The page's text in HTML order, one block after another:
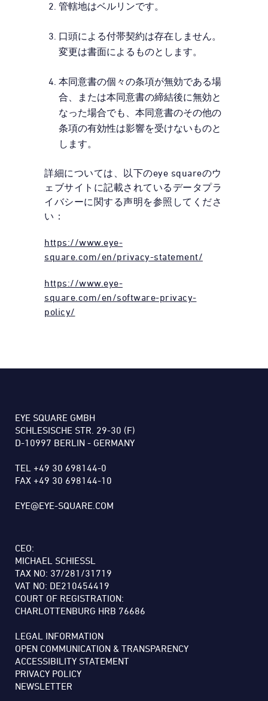
管轄地はベルリンです。
口頭による付帯契約は存在しません。
変更は書面によるものとします。
本同意書の個々の条項が無効である場
合、または本同意書の締結後に無効と
なった場合でも、本同意書のその他の
条項の有効性は影響を受けないものと
します。
詳細については、以下のeye squareのウ
ェブサイトに記載されているデータプラ
イバシーに関する声明を参照してくださ
い：
https://www.eye-
square.com/en/privacy-statement/
https://www.eye-
square.com/en/software-privacy-
policy/
EYE SQUARE GMBH
SCHLESISCHE STR. 29-30 (F)
D-10997 BERLIN - GERMANY
TEL +49 30 698144-0
FAX +49 30 698144-10
EYE@EYE-SQUARE.COM
CEO:
MICHAEL SCHIESSL
TAX NO: 37/281/31719
VAT NO: DE210454419
COURT OF REGISTRATION:
CHARLOTTENBURG HRB 76686
LEGAL INFORMATION
OPEN COMMUNICATION & TRANSPARENCY
ACCESSIBILITY STATEMENT
PRIVACY POLICY
NEWSLETTER